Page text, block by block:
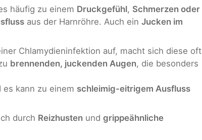
häufig zu einem Druckgefühl, Schmerzen oder
aus der Harnröhre. Auch ein Jucken im
Chlamydieninfektion auf, macht sich diese oft
brennenden, juckenden Augen, die besonders
es kann zu einem schleimig-eitrigem Ausfluss
durch Reizhusten und grippeähnliche